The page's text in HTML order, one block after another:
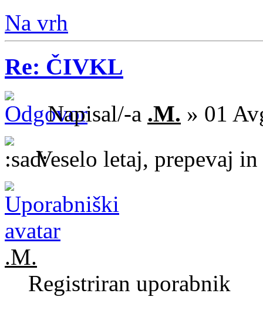
Na vrh
Re: ČIVKL
Napisal/-a .M. » 01
Veselo letaj, prepevaj
.M.
Registriran uporabnik